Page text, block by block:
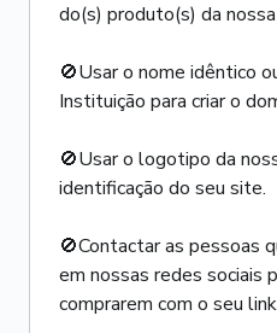
do(s) produto(s) da
🚫Usar o nome idêntico
Instituição para criar o
🚫Usar o logotipo da
identificação do seu site.
🚫Contactar as pessoas
em nossas redes sociais
comprarem com o seu